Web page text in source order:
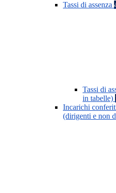
Tassi di assenza
Tassi di
in tabelle)
Incarichi
(dirigenti e non